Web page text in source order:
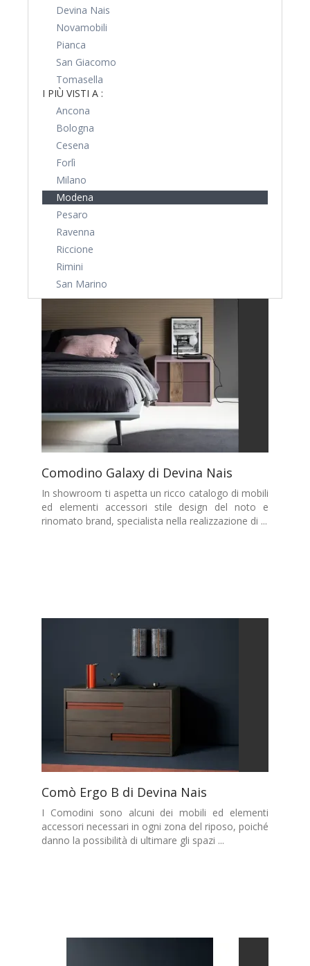
Devina Nais
Novamobili
Pianca
San Giacomo
Tomasella
I PIÙ VISTI A :
Ancona
Bologna
Cesena
Forlì
Milano
Modena
Pesaro
Ravenna
Riccione
Rimini
San Marino
Comodino Galaxy di Devina Nais
In showroom ti aspetta un ricco catalogo di mobili
ed elementi accessori stile design del noto e
rinomato brand, specialista nella realizzazione di ...
Comò Ergo B di Devina Nais
I Comodini sono alcuni dei mobili ed elementi
accessori necessari in ogni zona del riposo, poiché
danno la possibilità di ultimare gli spazi ...